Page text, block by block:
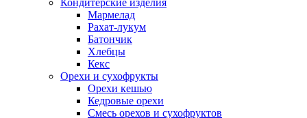
Кондитерские изделия
Мармелад
Рахат-лукум
Батончик
Хлебцы
Кекс
Орехи и сухофрукты
Орехи кешью
Кедровые орехи
Смесь орехов и сухофруктов